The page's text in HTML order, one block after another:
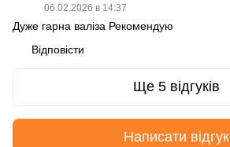
06.02.2026 в 14:37
Дуже гарна валіза Рекомендую
Відповісти
Ще 5 відгуків
Написати відгук